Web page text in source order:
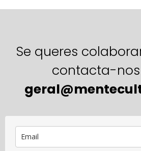
Se queres
contacta-